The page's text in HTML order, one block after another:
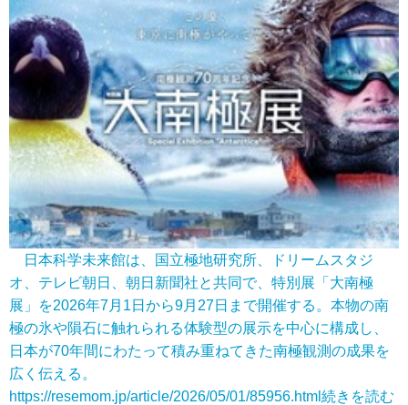
日本科学未来館は、国立極地研究所、ドリームスタジ
オ、テレビ朝日、朝日新聞社と共同で、特別展「大南極
展」を2026年7月1日から9月27日まで開催する。本物の南
極の氷や隕石に触れられる体験型の展示を中心に構成し、
日本が70年間にわたって積み重ねてきた南極観測の成果を
広く伝える。
https://resemom.jp/article/2026/05/01/85956.html 続きを読む